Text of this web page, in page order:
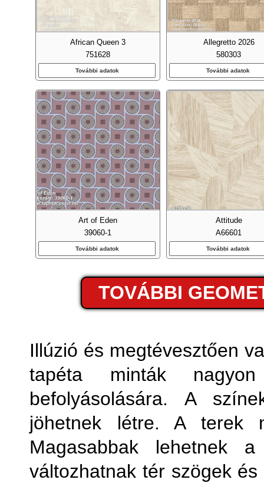
Fa
African Queen 3
751628
További adatok
Allegretto 2026
580303
További adatok
Art of Eden
39060-1
További adatok
Attitude
A66601
További adatok
TOVÁBBI
Illúzió és megtévesztően
tapéta minták
befolyásolására. A
jöhetnek létre. A terek
Magasabbak lehetnek
változhatnak tér szögek